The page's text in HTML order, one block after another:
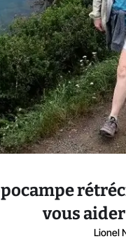
vous
Lionel